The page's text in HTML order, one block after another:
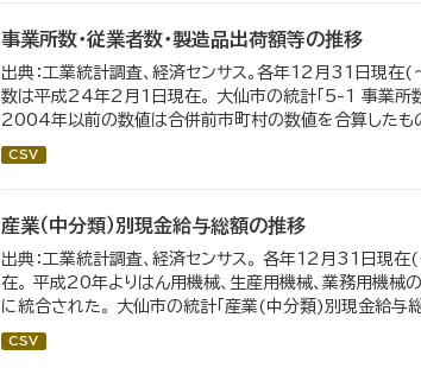
事業所数・従業者数・製造品出荷額等の推移
出典：工業統計調査、経済センサス。各年12月31日現
数は平成24年2月1日現在。 大仙市の統計「5-1 事業所数
2004年以前の数値は合併前市町村の数値を合算したも
CSV
産業（中分類）別現金給与総額の推移
出典：工業統計調査、経済センサス。 各年12月31日現
在。 平成20年よりはん用機械、生産用機械、業務用機械
に統合された。 大仙市の統計「産業(中分類)別現金給与総
CSV